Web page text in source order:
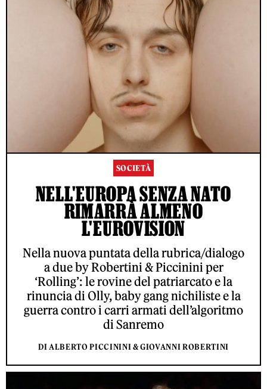
SOCIETÀ
NELL'EUROPA SENZA NATO
RIMARRÀ ALMENO
L'EUROVISION
Nella nuova puntata della rubrica/dialogo
a due by Robertini & Piccinini per
‘Rolling’: le rovine del patriarcato e la
rinuncia di Olly, baby gang nichiliste e la
guerra contro i carri armati dell’algoritmo
di Sanremo
DI ALBERTO PICCININI & GIOVANNI ROBERTINI